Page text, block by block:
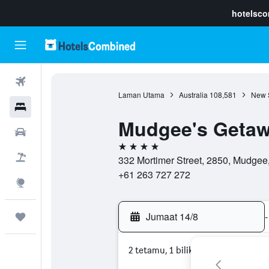
Laman Utama Australia 108,581 New
Mudgee's
4 bintang
332 Mortimer Street, 2850,
+61 263 727 272
Jumaat 14/8 -
2 tetamu, 1 bilik